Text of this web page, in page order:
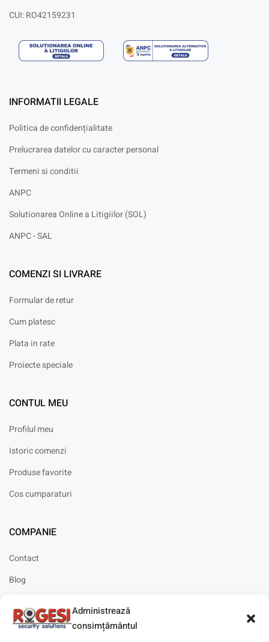
Administrează
consimțământul
CUI: RO42159231
INFORMATII LEGALE
Politica de confidențialitate
Prelucrarea datelor cu caracter personal
Termeni si conditii
ANPC
Solutionarea Online a Litigiilor (SOL)
ANPC - SAL
COMENZI SI LIVRARE
Formular de retur
Cum platesc
Plata in rate
Proiecte speciale
CONTUL MEU
Profilul meu
Istoric comenzi
Produse favorite
Cos cumparaturi
COMPANIE
Contact
Blog
Solicitare instalare